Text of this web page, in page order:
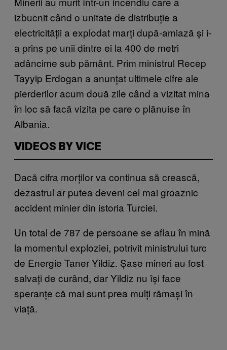
izbucnit când o unitate de distribuție a
electricității a explodat marți după-amiază și i-
a prins pe unii dintre ei la 400 de metri
adâncime sub pământ. Prim ministrul Recep
Tayyip Erdogan a anunțat ultimele cifre ale
pierderilor acum două zile când a vizitat mina
în loc să facă vizita pe care o plănuise în
Albania.
VIDEOS BY VICE
Dacă cifra morților va continua să crească,
dezastrul ar putea deveni cel mai groaznic
accident minier din istoria Turciei.
Un total de 787 de persoane se aflau în mină
la momentul exploziei, potrivit ministrului turc
de Energie Taner Yildiz. Șase mineri au fost
salvați de curând, dar Yildiz nu își face
speranțe că mai sunt prea mulți rămași în
viață.